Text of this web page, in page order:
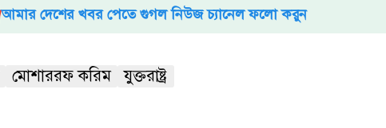
আমার দেশের খবর পেতে গুগল নিউজ চ্যানেল ফলো করুন
মোশাররফ করিম যুক্তরাষ্ট্র